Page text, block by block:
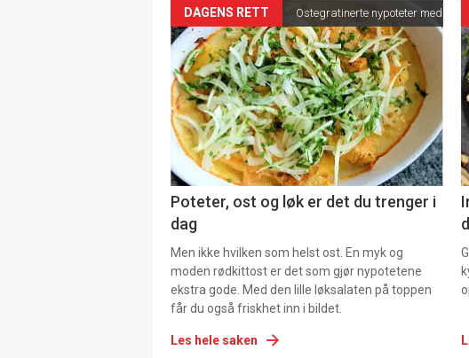
DAGENS RETT Ostegratinerte nypoteter med
Poteter, ost og løk er det du trenger i
dag
Men ikke hvilken som helst ost. En myk og
moden rødkittost er det som gjør nypotetene
ekstra gode. Med den lille løksalaten på toppen
får du også friskhet inn i bildet.
Les hele saken